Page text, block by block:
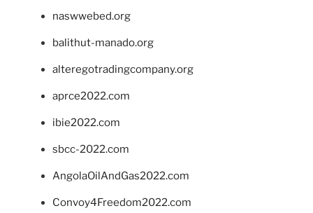
naswwebed.org
balithut-manado.org
alteregotradingcompany.org
aprce2022.com
ibie2022.com
sbcc-2022.com
AngolaOilAndGas2022.com
Convoy4Freedom2022.com